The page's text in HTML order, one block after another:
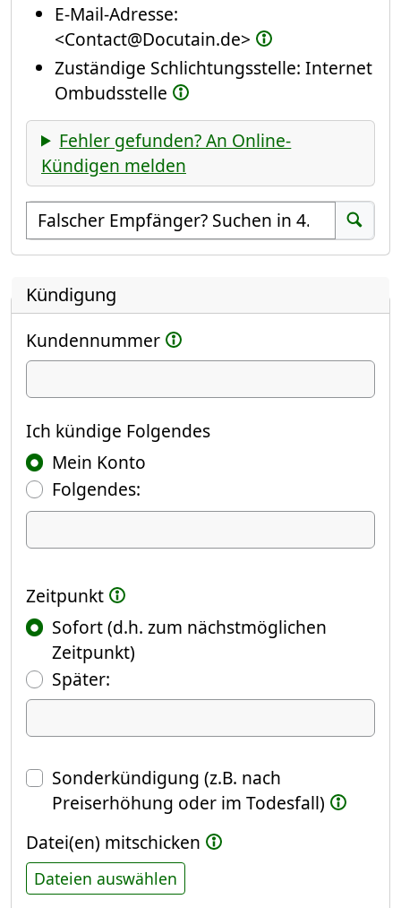
E-Mail-Adresse:
<Contact@Docutain.de>
Zuständige Schlichtungsstelle: Internet
Ombudsstelle
Fehler gefunden? An Online-
Kündigen melden
Empfänger suchen
Suchen
Kündigung
Kundennummer
Ich kündige
Ich kündige Folgendes
Mein Konto
Folgendes:
Ich kündige Folgendes
Zeitpunkt
Sofort (d.h. zum nächstmöglichen
Zeitpunkt)
Später:(Fokus springt automatisch ins
Datum
Sonderkündigung (z.B. nach
Preiserhöhung oder im Todesfall)
Datei(en) mitschicken
Dateien auswählen